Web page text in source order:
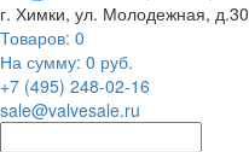
г. Химки, ул. Молодежная, д.30
Товаров: 0
На сумму: 0 руб.
+7 (495) 248-02-16
sale@valvesale.ru